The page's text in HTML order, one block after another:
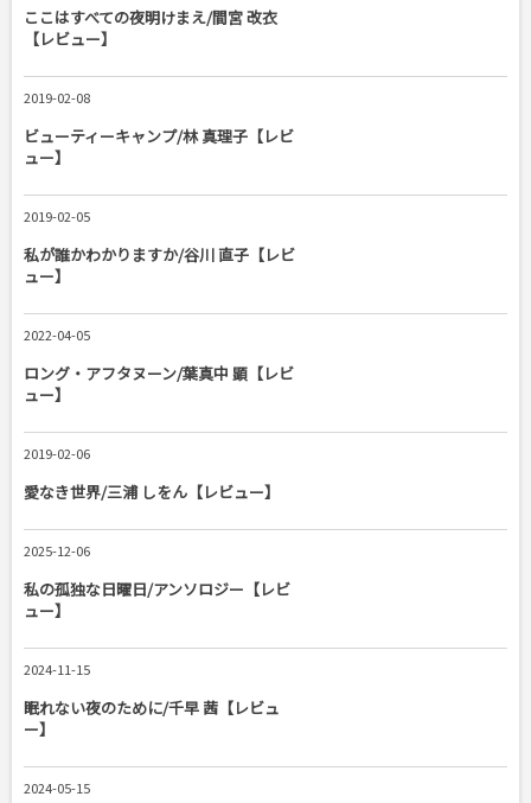
ここはすべての夜明けまえ/間宮 改衣
【レビュー】
2019-02-08
ビューティーキャンプ/林 真理子【レビ
ュー】
2019-02-05
私が誰かわかりますか/谷川 直子【レビ
ュー】
2022-04-05
ロング・アフタヌーン/葉真中 顕【レビ
ュー】
2019-02-06
愛なき世界/三浦 しをん【レビュー】
2025-12-06
私の孤独な日曜日/アンソロジー【レビ
ュー】
2024-11-15
眠れない夜のために/千早 茜【レビュ
ー】
2024-05-15